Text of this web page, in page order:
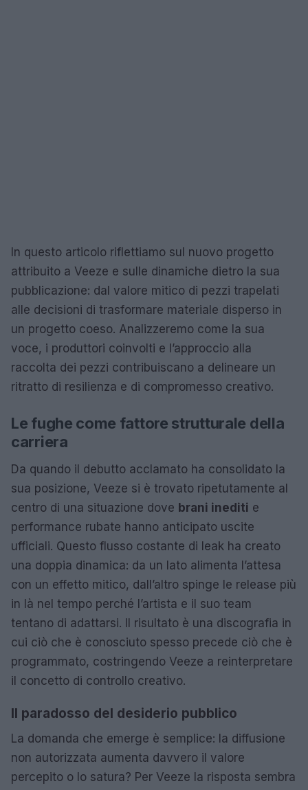
In questo articolo riflettiamo sul nuovo progetto
attribuito a Veeze e sulle dinamiche dietro la sua
pubblicazione: dal valore mitico di pezzi trapelati
alle decisioni di trasformare materiale disperso in
un progetto coeso. Analizzeremo come la sua
voce, i produttori coinvolti e l’approccio alla
raccolta dei pezzi contribuiscano a delineare un
ritratto di resilienza e di compromesso creativo.
Le fughe come fattore strutturale della
carriera
Da quando il debutto acclamato ha consolidato la
sua posizione, Veeze si è trovato ripetutamente al
centro di una situazione dove brani inediti e
performance rubate hanno anticipato uscite
ufficiali. Questo flusso costante di leak ha creato
una doppia dinamica: da un lato alimenta l’attesa
con un effetto mitico, dall’altro spinge le release più
in là nel tempo perché l’artista e il suo team
tentano di adattarsi. Il risultato è una discografia in
cui ciò che è conosciuto spesso precede ciò che è
programmato, costringendo Veeze a reinterpretare
il concetto di controllo creativo.
Il paradosso del desiderio pubblico
La domanda che emerge è semplice: la diffusione
non autorizzata aumenta davvero il valore
percepito o lo satura? Per Veeze la risposta sembra